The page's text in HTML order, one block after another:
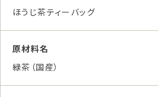
ほうじ茶ティーバッグ
原材料名
緑茶（国産）